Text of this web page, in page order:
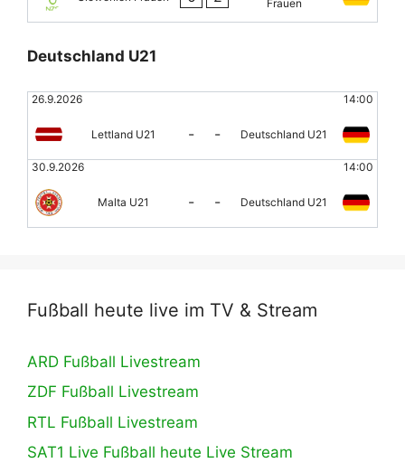
Frauen
Deutschland U21
26.9.2026 14:00
Lettland U21 - - Deutschland U21
30.9.2026 14:00
Malta U21 - - Deutschland U21
Fußball heute live im TV & Stream
ARD Fußball Livestream
ZDF Fußball Livestream
RTL Fußball Livestream
SAT1 Live Fußball heute Live Stream